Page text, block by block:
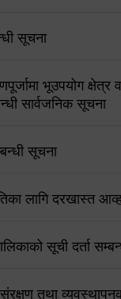
सूचना
भूउपयोग क्षेत्र
सार्वजनिक सूचना
सूचना
लागि दरखास्त
सूची दर्ता
तथा